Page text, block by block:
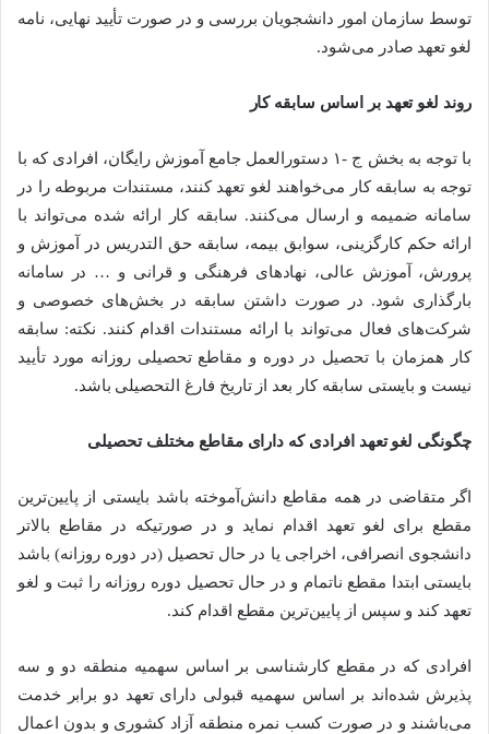
توسط سازمان امور دانشجویان بررسی و در صورت تأیید نهایی، نامه
لغو تعهد صادر می‌شود.
روند لغو تعهد بر اساس سابقه کار
با توجه به بخش ج -۱ دستورالعمل جامع آموزش رایگان، افرادی که با
توجه به سابقه کار می‌خواهند لغو تعهد کنند، مستندات مربوطه را در
سامانه ضمیمه و ارسال می‌کنند. سابقه کار ارائه شده می‌تواند با
ارائه حکم کارگزینی، سوابق بیمه، سابقه حق التدریس در آموزش و
پرورش، آموزش عالی، نهادهای فرهنگی و قرانی و … در سامانه
بارگذاری شود. در صورت داشتن سابقه در بخش‌های خصوصی و
شرکت‌های فعال می‌تواند با ارائه مستندات اقدام کنند. نکته: سابقه
کار همزمان با تحصیل در دوره و مقاطع تحصیلی روزانه مورد تأیید
نیست و بایستی سابقه کار بعد از تاریخ فارغ التحصیلی باشد.
چگونگی لغو تعهد افرادی که دارای مقاطع مختلف تحصیلی
اگر متقاضی در همه مقاطع دانش‌آموخته باشد بایستی از پایین‌ترین
مقطع برای لغو تعهد اقدام نماید و در صورتیکه در مقاطع بالاتر
دانشجوی انصرافی، اخراجی یا در حال تحصیل (در دوره روزانه) باشد
بایستی ابتدا مقطع ناتمام و در حال تحصیل دوره روزانه را ثبت و لغو
تعهد کند و سپس از پایین‌ترین مقطع اقدام کند.
افرادی که در مقطع کارشناسی بر اساس سهمیه منطقه دو و سه
پذیرش شده‌اند بر اساس سهمیه قبولی دارای تعهد دو برابر خدمت
می‌باشند و در صورت کسب نمره منطقه آزاد کشوری و بدون اعمال